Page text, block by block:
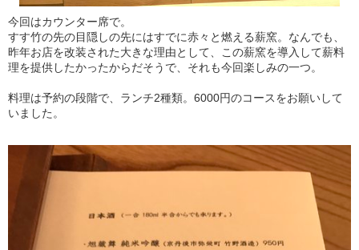
今回はカウンター席で。
すす竹の先の目隠しの先にはすでに赤々と燃える薪窯。なんでも、
昨年お店を改装された大きな理由として、この薪窯を導入して薪料
理を提供したかったからだそうで、それも今回楽しみの一つ。
料理は予約の段階で、ランチ2種類。6000円のコースをお願いして
いました。